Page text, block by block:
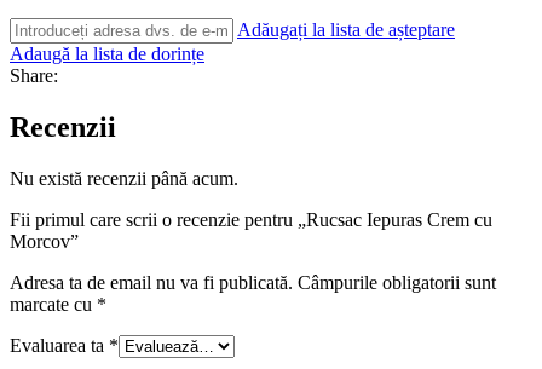
Adăugați la lista de așteptare
Adaugă la lista de dorințe
Share:
Recenzii
Nu există recenzii până acum.
Fii primul care scrii o recenzie pentru „Rucsac Iepuras Crem cu
Morcov”
Adresa ta de email nu va fi publicată. Câmpurile obligatorii sunt
marcate cu *
Evaluarea ta *